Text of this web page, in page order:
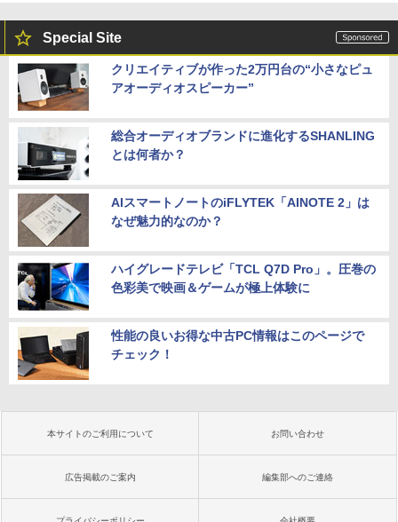
Special Site
クリエイティブが作った2万円台の“小さなピュ
アオーディオスピーカー”
総合オーディオブランドに進化するSHANLING
とは何者か？
AIスマートノートのiFLYTEK「AINOTE 2」は
なぜ魅力的なのか？
ハイグレードテレビ「TCL Q7D Pro」。圧巻の
色彩美で映画＆ゲームが極上体験に
性能の良いお得な中古PC情報はこのページで
チェック！
本サイトのご利用について お問い合わせ
広告掲載のご案内 編集部へのご連絡